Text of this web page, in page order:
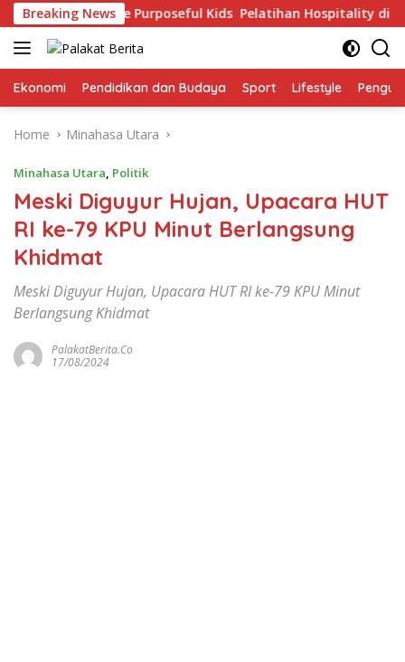
Skip
to
content
Breaking News
36 Anak The Purposeful Kids Pelatihan Hospitality di
Ekonomi Pendidikan dan Budaya Sport Lifestyle
Home Minahasa Utara
Minahasa Utara, Politik
Meski Diguyur Hujan, Upacara HUT
RI ke-79 KPU Minut Berlangsung
Khidmat
Meski Diguyur Hujan, Upacara HUT RI ke-79 KPU Minut
Berlangsung Khidmat
PalakatBerita.co
17/08/2024